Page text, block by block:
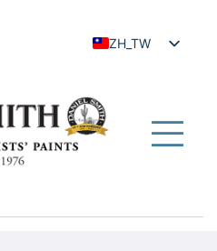
ZH_TW
FR